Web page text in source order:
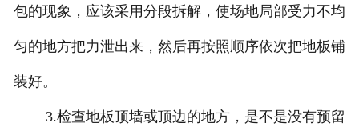
包的现象，应该采用分段拆解，使场地局部受力不均
匀的地方把力泄出来，然后再按照顺序依次把地板铺
装好。
3.检查地板顶墙或顶边的地方，是不是没有预留